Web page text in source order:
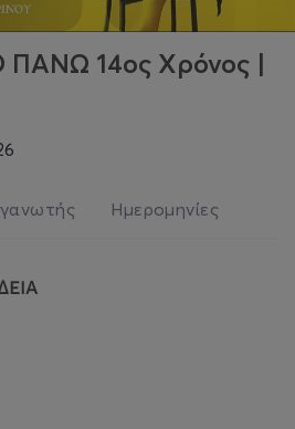
14ος Χρόνος |
Ημερομηνίες